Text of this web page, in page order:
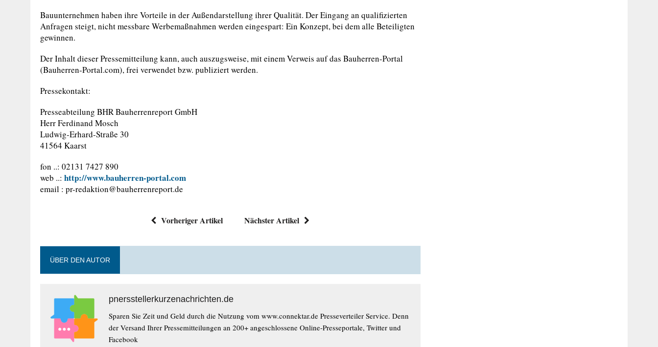
Bauunternehmen haben ihre Vorteile in der Außendarstellung ihrer Qualität. Der Eingang an qualifizierten
Anfragen steigt, nicht messbare Werbemaßnahmen werden eingespart: Ein Konzept, bei dem alle Beteiligten
gewinnen.
Der Inhalt dieser Pressemitteilung kann, auch auszugsweise, mit einem Verweis auf das Bauherren-Portal
(Bauherren-Portal.com), frei verwendet bzw. publiziert werden.
Pressekontakt:
Presseabteilung BHR Bauherrenreport GmbH
Herr Ferdinand Mosch
Ludwig-Erhard-Straße 30
41564 Kaarst
fon ..: 02131 7427 890
web ..: http://www.bauherren-portal.com
email : pr-redaktion@bauherrenreport.de
Vorheriger Artikel Nächster Artikel
ÜBER DEN AUTOR
pnersstellerkurzenachrichten.de
Sparen Sie Zeit und Geld durch die Nutzung vom www.connektar.de Presseverteiler Service. Denn
der Versand Ihrer Pressemitteilungen an 200+ angeschlossene Online-Presseportale, Twitter und
Facebook